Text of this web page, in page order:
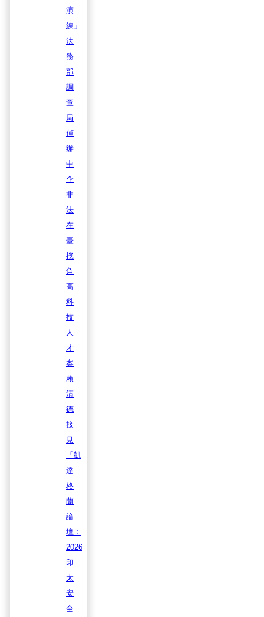
演
練」
法
務
部
調
查
局
偵
辦
中
企
非
法
在
臺
挖
角
高
科
技
人
才
案
賴
清
德
接
見
「凱
達
格
蘭
論
壇：
2026
印
太
安
全